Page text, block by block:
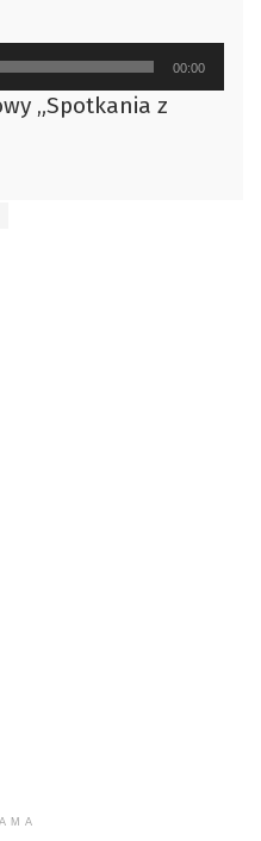
00:00
„Spotkania z